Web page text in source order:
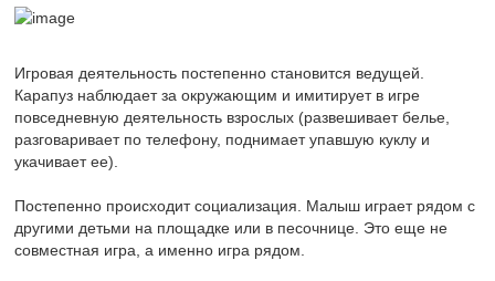
Игровая деятельность постепенно становится ведущей.
Карапуз наблюдает за окружающим и имитирует в игре
повседневную деятельность взрослых (развешивает белье,
разговаривает по телефону, поднимает упавшую куклу и
укачивает ее).
Постепенно происходит социализация. Малыш играет рядом с
другими детьми на площадке или в песочнице. Это еще не
совместная игра, а именно игра рядом.